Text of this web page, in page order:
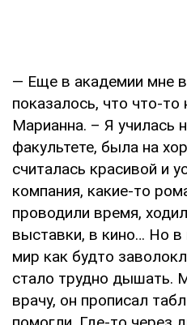
— Еще в академии мне
показалось, что что-
Марианна. – Я училась
факультете, была на
считалась красивой и
компания, какие-то
проводили время,
выставки, в кино… Но
мир как будто
стало трудно дышать.
врачу, он прописал